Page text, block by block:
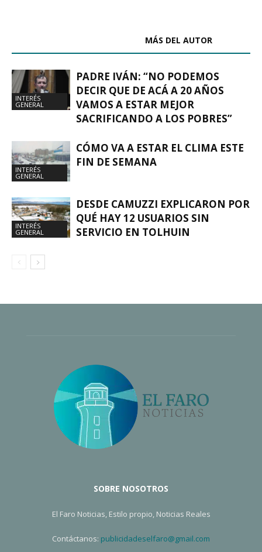
MÁS DEL AUTOR
INTERÉS
GENERAL
PADRE IVÁN: “NO PODEMOS
DECIR QUE DE ACÁ A 20 AÑOS
VAMOS A ESTAR MEJOR
SACRIFICANDO A LOS POBRES”
INTERÉS
GENERAL
CÓMO VA A ESTAR EL CLIMA ESTE
FIN DE SEMANA
INTERÉS
GENERAL
DESDE CAMUZZI EXPLICARON POR
QUÉ HAY 12 USUARIOS SIN
SERVICIO EN TOLHUIN
SOBRE NOSOTROS
El Faro Noticias, Estilo propio, Noticias Reales
Contáctanos: publicidadeselfaro@gmail.com